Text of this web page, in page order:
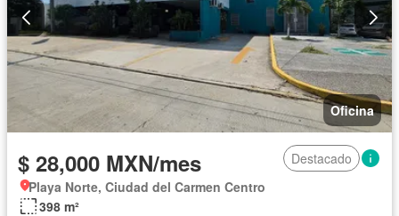
Oficina
$ 28,000 MXN/mes
Destacado
Playa Norte, Ciudad del Carmen Centro
398 m²